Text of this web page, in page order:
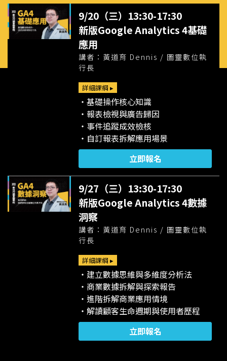
9/20（三）13:30-17:30
新版Google Analytics 4基礎
應用
講者：黃道育 Dennis / 圖靈數位執
行長
詳細課綱 ▸
・基礎操作核心知識
・報表檢視與廣告歸因
・事件追蹤成效檢核
・自訂報表拆解應用場景
立即報名
9/27（三）13:30-17:30
新版Google Analytics 4數據
洞察
講者：黃道育 Dennis / 圖靈數位執
行長
詳細課綱 ▸
・建立數據思維與多維度分析法
・商業數據拆解與探索報告
・進階拆解商業應用情境
・解讀顧客生命週期與使用者歷程
立即報名